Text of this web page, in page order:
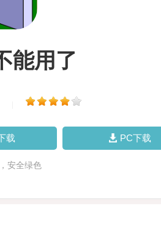
能用了
载 PC下载
安全绿色